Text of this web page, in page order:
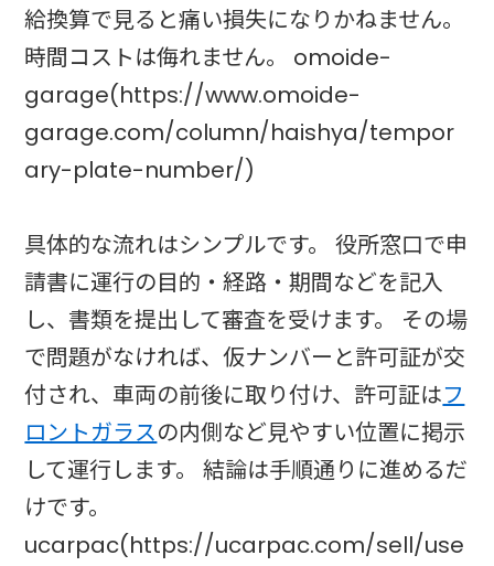
給換算で見ると痛い損失になりかねません。
時間コストは侮れません。 omoide-
garage(https://www.omoide-
garage.com/column/haishya/tempor
ary-plate-number/)
具体的な流れはシンプルです。 役所窓口で申
請書に運行の目的・経路・期間などを記入
し、書類を提出して審査を受けます。 その場
で問題がなければ、仮ナンバーと許可証が交
付され、車両の前後に取り付け、許可証はフ
ロントガラスの内側など見やすい位置に掲示
して運行します。 結論は手順通りに進めるだ
けです。
ucarpac(https://ucarpac.com/sell/use